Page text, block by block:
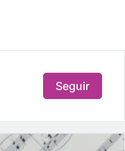
Seguir